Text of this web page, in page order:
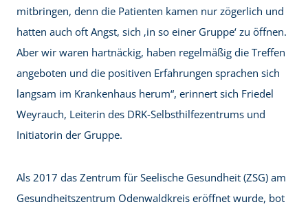
mitbringen, denn die Patienten kamen nur zögerlich und
hatten auch oft Angst, sich ‚in so einer Gruppe‘ zu öffnen.
Aber wir waren hartnäckig, haben regelmäßig die Treffen
angeboten und die positiven Erfahrungen sprachen sich
langsam im Krankenhaus herum“, erinnert sich Friedel
Weyrauch, Leiterin des DRK-Selbsthilfezentrums und
Initiatorin der Gruppe.
Als 2017 das Zentrum für Seelische Gesundheit (ZSG) am
Gesundheitszentrum Odenwaldkreis eröffnet wurde, bot